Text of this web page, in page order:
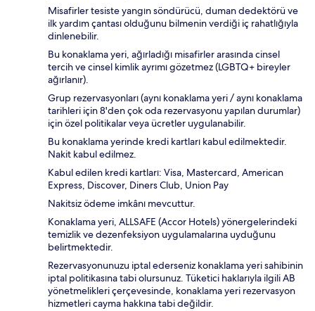
Misafirler tesiste yangın söndürücü, duman dedektörü ve
ilk yardım çantası olduğunu bilmenin verdiği iç rahatlığıyla
dinlenebilir.
Bu konaklama yeri, ağırladığı misafirler arasında cinsel
tercih ve cinsel kimlik ayrımı gözetmez (LGBTQ+ bireyler
ağırlanır).
Grup rezervasyonları (aynı konaklama yeri / aynı konaklama
tarihleri için 8'den çok oda rezervasyonu yapılan durumlar)
için özel politikalar veya ücretler uygulanabilir.
Bu konaklama yerinde kredi kartları kabul edilmektedir.
Nakit kabul edilmez.
Kabul edilen kredi kartları: Visa, Mastercard, American
Express, Discover, Diners Club, Union Pay
Nakitsiz ödeme imkânı mevcuttur.
Konaklama yeri, ALLSAFE (Accor Hotels) yönergelerindeki
temizlik ve dezenfeksiyon uygulamalarına uyduğunu
belirtmektedir.
Rezervasyonunuzu iptal ederseniz konaklama yeri sahibinin
iptal politikasına tabi olursunuz. Tüketici haklarıyla ilgili AB
yönetmelikleri çerçevesinde, konaklama yeri rezervasyon
hizmetleri cayma hakkına tabi değildir.